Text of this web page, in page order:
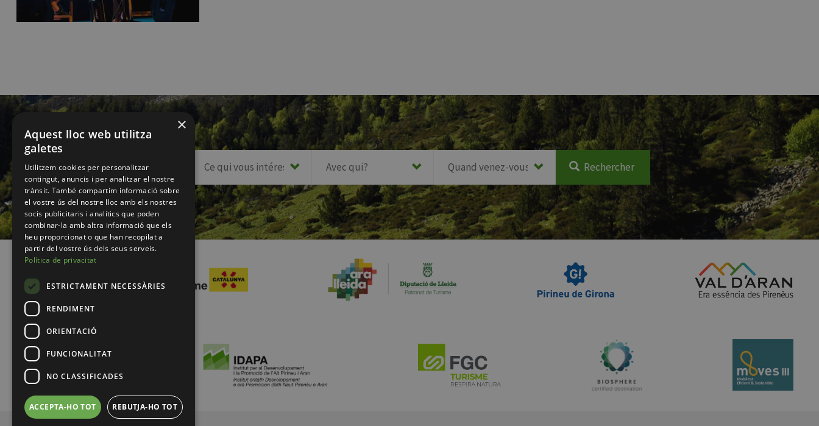
Rechercher
×
Aquest lloc web utilitza
galetes
Utilitzem cookies per personalitzar
contingut, anuncis i per analitzar el nostre
trànsit. També compartim informació sobre
el vostre ús del nostre lloc amb els nostres
socis publicitaris i analítics que poden
combinar-la amb altra informació que els
heu proporcionat o que han recopilat a
partir del vostre ús dels seus serveis.
Política de privacitat
ESTRICTAMENT NECESSÀRIES
RENDIMENT
ORIENTACIÓ
FUNCIONALITAT
NO CLASSIFICADES
ACCEPTA-HO TOT REBUTJA-HO TOT